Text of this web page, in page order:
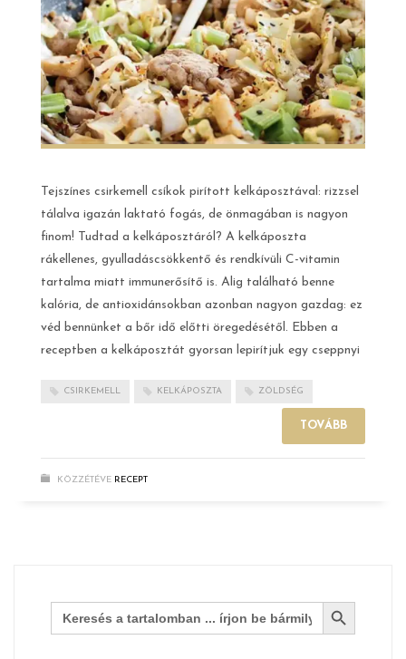
Tejszínes csirkemell csíkok pirított kelkáposztával: rizzsel
tálalva igazán laktató fogás, de önmagában is nagyon
finom! Tudtad a kelkáposztáról? A kelkáposzta
rákellenes, gyulladáscsökkentő és rendkívüli C-vitamin
tartalma miatt immunerősítő is. Alig található benne
kalória, de antioxidánsokban azonban nagyon gazdag: ez
véd bennünket a bőr idő előtti öregedésétől. Ebben a
receptben a kelkáposztát gyorsan lepirítjuk egy cseppnyi
CSIRKEMELL KELKÁPOSZTA ZÖLDSÉG
TOVÁBB
KÖZZÉTÉVE RECEPT
Search
for:
Search Button